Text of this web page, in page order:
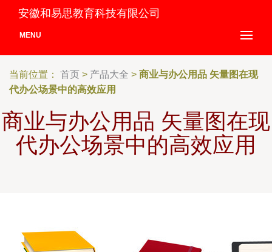
安徽和易思教育科技有限公司
MENU
当前位置： 首页 > 产品大全 > 商业与办公用品 矢量图在现
代办公场景中的高效应用
商业与办公用品 矢量图在现
代办公场景中的高效应用